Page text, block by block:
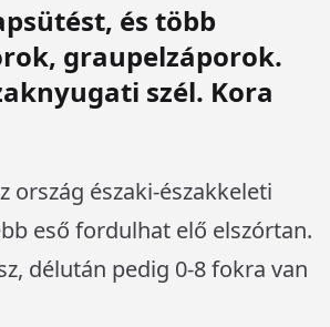
és több
graupelzáporok.
szél. Kora
ország északi-északkeleti
eső fordulhat elő elszórtan.
délután pedig 0-8 fokra van